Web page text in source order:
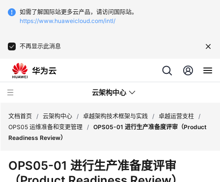
如需了解国际站更多云产品，请访问国际站。
https://www.huaweicloud.com/intl/
不再显示此消息
云架构中心
架
构
文档首页 / 云架构中心 / 卓越架构技术框架与实践 / 卓越运营支柱 /
OPS05 运维准备和变更管理 / OPS05-01 进行生产准备度评审（Product
Readiness Review）
OPS05-01 进行生产准备度评审